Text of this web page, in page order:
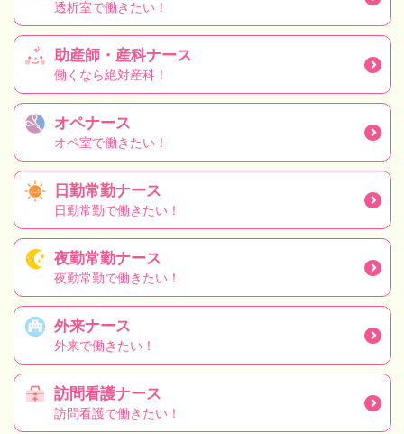
透析室で働きたい！
助産師・産科ナース
働くなら絶対産科！
オペナース
オペ室で働きたい！
日勤常勤ナース
日勤常勤で働きたい！
夜勤常勤ナース
夜勤常勤で働きたい！
外来ナース
外来で働きたい！
訪問看護ナース
訪問看護で働きたい！